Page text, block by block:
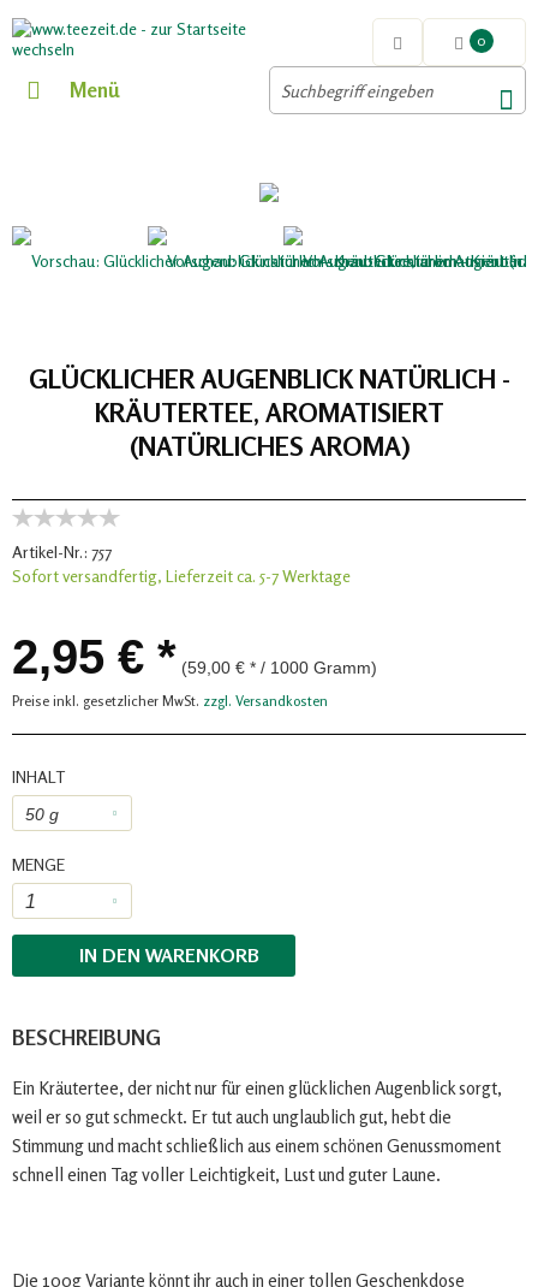
0
Menü
GLÜCKLICHER AUGENBLICK NATÜRLICH -
KRÄUTERTEE, AROMATISIERT
(NATÜRLICHES AROMA)
Artikel-Nr.: 757
Sofort versandfertig, Lieferzeit ca. 5-7 Werktage
2,95 € * (59,00 € * / 1000 Gramm)
Preise inkl. gesetzlicher MwSt. zzgl. Versandkosten
INHALT
MENGE
IN DEN WARENKORB
BESCHREIBUNG
Ein Kräutertee, der nicht nur für einen glücklichen Augenblick sorgt,
weil er so gut schmeckt. Er tut auch unglaublich gut, hebt die
Stimmung und macht schließlich aus einem schönen Genussmoment
schnell einen Tag voller Leichtigkeit, Lust und guter Laune.
Die 100g Variante könnt ihr auch in einer tollen Geschenkdose